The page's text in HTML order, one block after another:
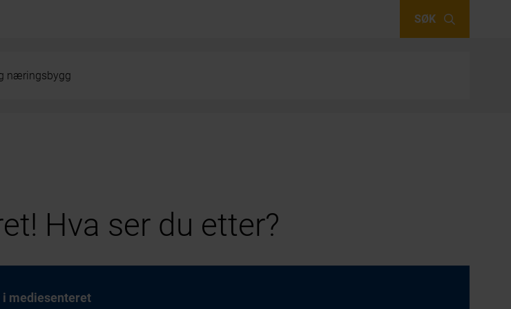
SØK
næringsbygg
Hva ser du etter?
i mediesenteret